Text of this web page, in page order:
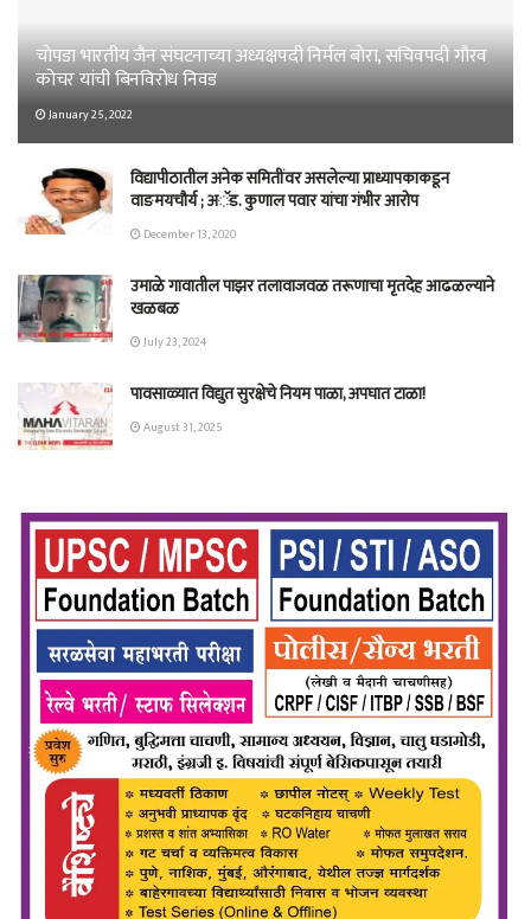
चोपडा भारतीय जैन संघटनाच्या अध्यक्षपदी निर्मल बोरा, सचिवपदी गौरव
कोचर यांची बिनविरोध निवड
January 25, 2022
विद्यापीठातील अनेक समितींवर असलेल्या प्राध्यापकाकडून
वाङमयचौर्य ; अॅड. कुणाल पवार यांचा गंभीर आरोप
December 13, 2020
उमाळे गावातील पाझर तलावाजवळ तरूणाचा मृतदेह आढळल्याने
खळबळ
July 23, 2024
पावसाळ्यात विद्युत सुरक्षेचे नियम पाळा, अपघात टाळा!
August 31, 2025